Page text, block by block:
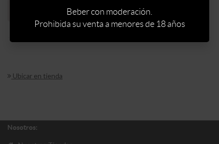
Sin stock web
Ubicar en tienda
Nosotros:
Beber con moderación.
Prohibida su venta a menores de 18 años